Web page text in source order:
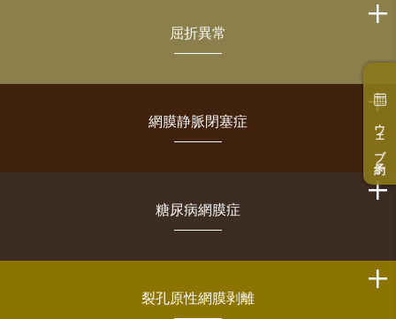
ウェブ予約
屈折異常
網膜静脈閉塞症
糖尿病網膜症
裂孔原性網膜剥離